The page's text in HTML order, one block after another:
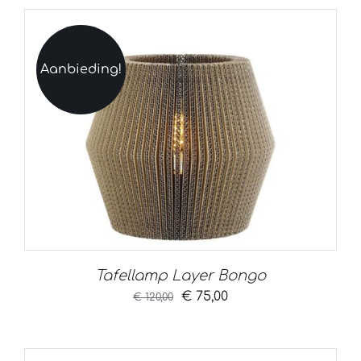
Aanbieding!
Tafellamp Layer Bongo
€120,00
Oorspronkelijke
€ 75,00Huidige